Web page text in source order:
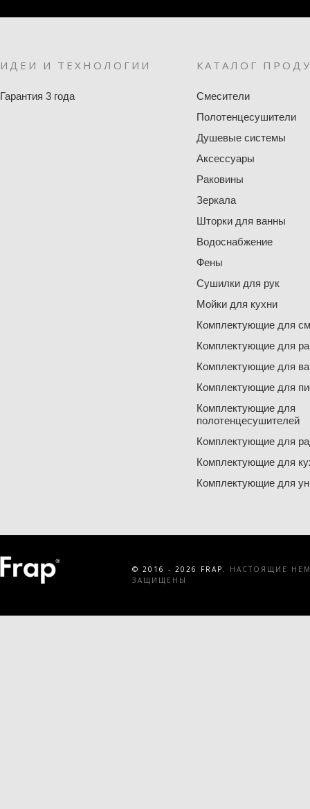
ИДЕИ И ТЕХНОЛОГИИ
Гарантия 3 года
КАТАЛОГ
Смесители
Полотенцесушители
Душевые системы
Аксессуары
Раковины
Зеркала
Шторки для ванны
Водоснабжение
Фены
Сушилки для рук
Мойки для кухни
Комплектующие для
Комплектующие для
Комплектующие для
Комплектующие для
Комплектующие для
полотенцесушителей
Комплектующие для
Комплектующие для
Комплектующие для
© 2016 - 2026 FRAP.
НАСТОЯЩИЕ
ЗАЩИЩЕНЫ